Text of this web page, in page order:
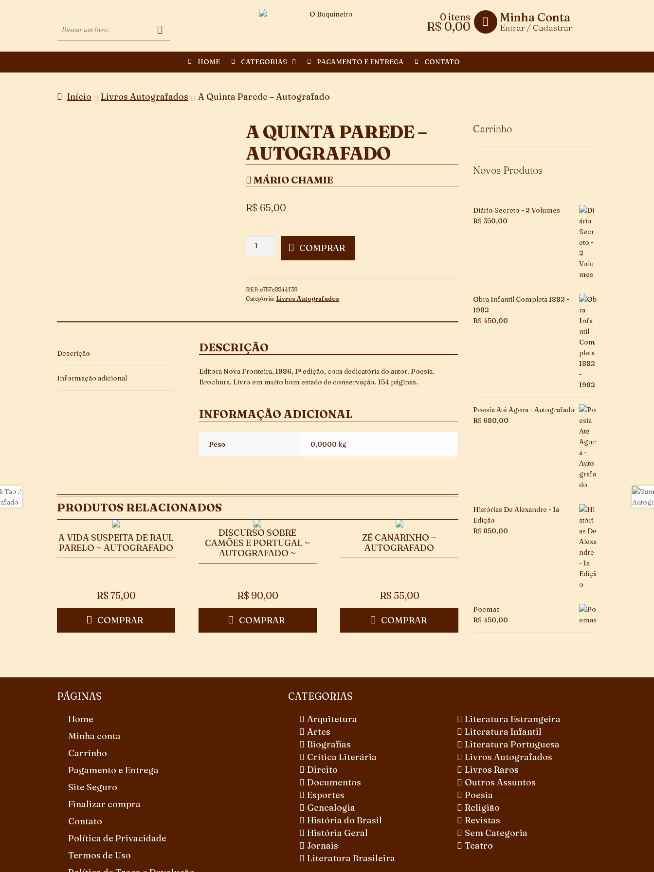
0 itens
R$ 0,00
Minha Conta
Entrar / Cadastrar
HOME CATEGORIAS PAGAMENTO E ENTREGA CONTATO
Início Livros Autografados A Quinta Parede – Autografado
A QUINTA PAREDE –
AUTOGRAFADO
MÁRIO CHAMIE
R$ 65,00
quantidade
COMPRAR
REF: e757e8844f39
Categoria: Livros Autografados
Descrição
Informação adicional
DESCRIÇÃO
Editora Nova Fronteira, 1986, 1ª edição, com dedicatória do autor. Poesia.
Brochura. Livro em muito bom estado de conservação. 154 páginas.
INFORMAÇÃO ADICIONAL
Peso 0,0000 kg
PRODUTOS RELACIONADOS
A VIDA SUSPEITA DE RAUL
PARELO ~ AUTOGRAFADO
R$ 75,00
COMPRAR
DISCURSO SOBRE
CAMÕES E PORTUGAL ~
AUTOGRAFADO ~
R$ 90,00
COMPRAR
ZÉ CANARINHO ~
AUTOGRAFADO
R$ 55,00
COMPRAR
Carrinho
Novos Produtos
Diário Secreto - 2 Volumes
R$ 350,00
Obra Infantil Completa 1882 -
1982
R$ 450,00
Poesia Até Agora - Autografado
R$ 680,00
Histórias De Alexandre - 1a
Edição
R$ 850,00
Poemas
R$ 450,00
PÁGINAS
Home
Minha conta
Carrinho
Pagamento e Entrega
Site Seguro
Finalizar compra
Contato
Política de Privacidade
Termos de Uso
CATEGORIAS
Arquitetura
Artes
Biografias
Crítica Literária
Direito
Documentos
Esportes
Genealogia
História do Brasil
História Geral
Jornais
Literatura Brasileira
Literatura Estrangeira
Literatura Infantil
Literatura Portuguesa
Livros Autografados
Livros Raros
Outros Assuntos
Poesia
Religião
Revistas
Sem Categoria
Teatro